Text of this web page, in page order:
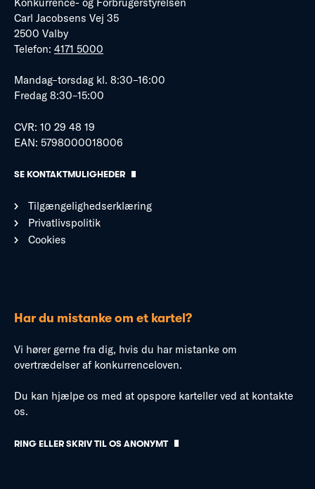
Carl Jacobsens Vej 35
2500 Valby
Telefon: 4171 5000
Mandag–torsdag kl. 8:30–16:00
Fredag 8:30–15:00
CVR: 10 29 48 19
EAN: 5798000018006
SE KONTAKTMULIGHEDER
Tilgængelighedserklæring
Privatlivspolitik
Cookies
Har du mistanke om et kartel?
Vi hører gerne fra dig, hvis du har mistanke om
overtrædelser af konkurrenceloven.
Du kan hjælpe os med at opspore karteller ved at kontakte
os.
RING ELLER SKRIV TIL OS ANONYMT